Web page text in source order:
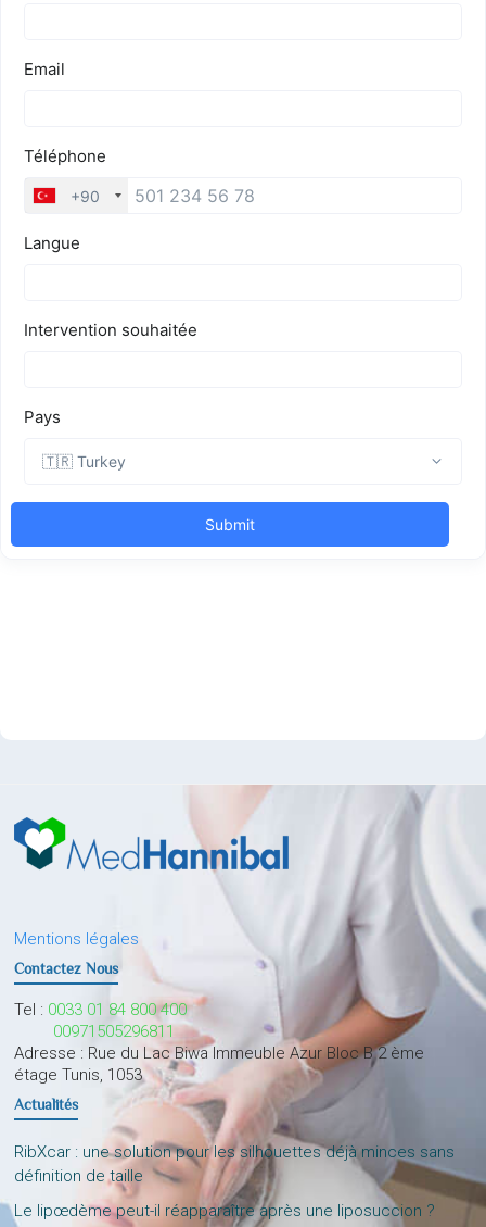
Mentions légales
Contactez Nous
Tel : 0033 01 84 800 400
00971505296811
Adresse : Rue du Lac Biwa Immeuble Azur Bloc B 2 ème
étage Tunis, 1053
Actualités
RibXcar : une solution pour les silhouettes déjà minces sans
définition de taille
Le lipœdème peut-il réapparaître après une liposuccion ?